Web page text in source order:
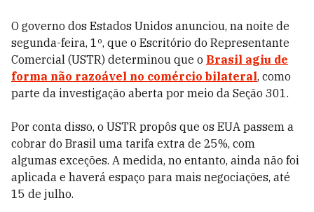
O governo dos Estados Unidos anunciou, na noite de
segunda-feira, 1º, que o Escritório do Representante
Comercial (USTR) determinou que o Brasil agiu de
forma não razoável no comércio bilateral, como
parte da investigação aberta por meio da Seção 301.
Por conta disso, o USTR propôs que os EUA passem a
cobrar do Brasil uma tarifa extra de 25%, com
algumas exceções. A medida, no entanto, ainda não foi
aplicada e haverá espaço para mais negociações, até
15 de julho.